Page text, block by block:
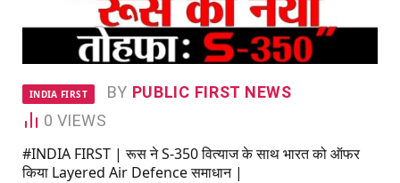
INDIA FIRST BY PUBLIC FIRST NEWS
0 VIEWS
#INDIA FIRST | रूस ने S‑350 वित्याज के साथ भारत को ऑफर
किया Layered Air Defence समाधान |